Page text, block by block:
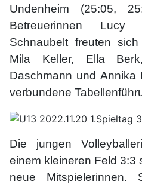
Undenheim (25:05,
Betreuerinnen
Schnaubelt freuten
Mila Keller, Ella
Daschmann und Annika
verbundene
Die jungen
einem kleineren Feld 3:3
neue Mitspielerinnen.